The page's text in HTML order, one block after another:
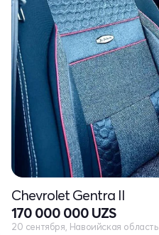
Chevrolet Gentra II
170 000 000 UZS
20 сентября, Навоийская область